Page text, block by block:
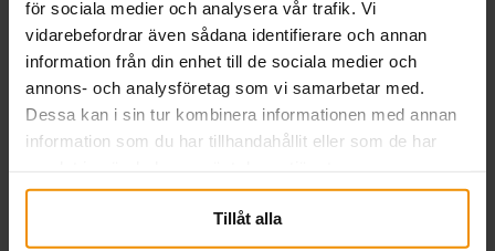
för sociala medier och analysera vår trafik. Vi
vidarebefordrar även sådana identifierare och annan
information från din enhet till de sociala medier och
annons- och analysföretag som vi samarbetar med.
Dessa kan i sin tur kombinera informationen med annan
information som du har tillhandahållit eller som de har
Tillåt alla
samarbeten. Veckan präglades av samtal om
entreprenörskap och arbetsmarknadsfrågor och
resulterade i flera värdefulla relationer.
Läs mer